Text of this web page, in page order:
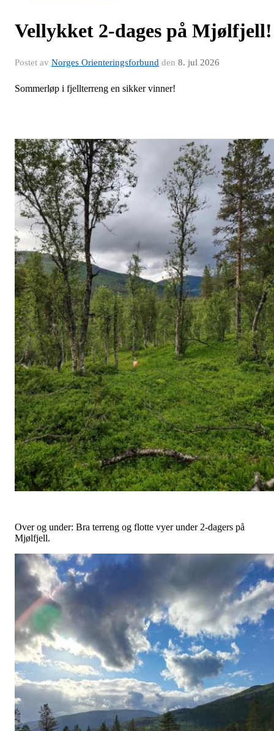
Vellykket 2-dages på Mjølfjell!
Postet av Norges Orienteringsforbund den 8. jul 2026
Sommerløp i fjellterreng en sikker vinner!
Over og under: Bra terreng og flotte vyer under 2-dagers på
Mjølfjell.